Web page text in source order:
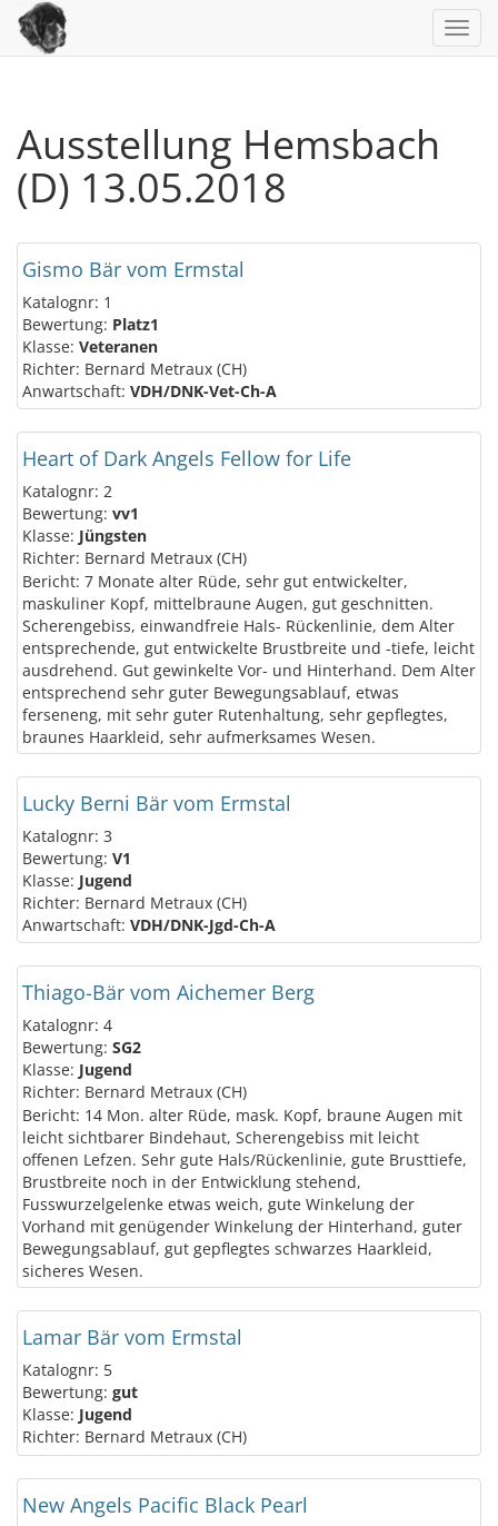
Ausstellung Hemsbach
(D) 13.05.2018
Gismo Bär vom Ermstal
Katalognr: 1
Bewertung: Platz1
Klasse: Veteranen
Richter: Bernard Metraux (CH)
Anwartschaft: VDH/DNK-Vet-Ch-A
Heart of Dark Angels Fellow for Life
Katalognr: 2
Bewertung: vv1
Klasse: Jüngsten
Richter: Bernard Metraux (CH)
Bericht: 7 Monate alter Rüde, sehr gut entwickelter,
maskuliner Kopf, mittelbraune Augen, gut geschnitten.
Scherengebiss, einwandfreie Hals- Rückenlinie, dem Alter
entsprechende, gut entwickelte Brustbreite und -tiefe, leicht
ausdrehend. Gut gewinkelte Vor- und Hinterhand. Dem Alter
entsprechend sehr guter Bewegungsablauf, etwas
ferseneng, mit sehr guter Rutenhaltung, sehr gepflegtes,
braunes Haarkleid, sehr aufmerksames Wesen.
Lucky Berni Bär vom Ermstal
Katalognr: 3
Bewertung: V1
Klasse: Jugend
Richter: Bernard Metraux (CH)
Anwartschaft: VDH/DNK-Jgd-Ch-A
Thiago-Bär vom Aichemer Berg
Katalognr: 4
Bewertung: SG2
Klasse: Jugend
Richter: Bernard Metraux (CH)
Bericht: 14 Mon. alter Rüde, mask. Kopf, braune Augen mit
leicht sichtbarer Bindehaut, Scherengebiss mit leicht
offenen Lefzen. Sehr gute Hals/Rückenlinie, gute Brusttiefe,
Brustbreite noch in der Entwicklung stehend,
Fusswurzelgelenke etwas weich, gute Winkelung der
Vorhand mit genügender Winkelung der Hinterhand, guter
Bewegungsablauf, gut gepflegtes schwarzes Haarkleid,
sicheres Wesen.
Lamar Bär vom Ermstal
Katalognr: 5
Bewertung: gut
Klasse: Jugend
Richter: Bernard Metraux (CH)
New Angels Pacific Black Pearl